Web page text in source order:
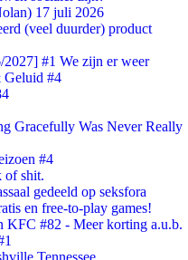
17 juli 2026
(veel duurder) product
#1 We zijn er weer
Geluid #4
Gracefully Was Never Really
#4
of shit.
gedeeld op seksfora
en free-to-play games!
#82 - Meer korting a.u.b.
Tennessee